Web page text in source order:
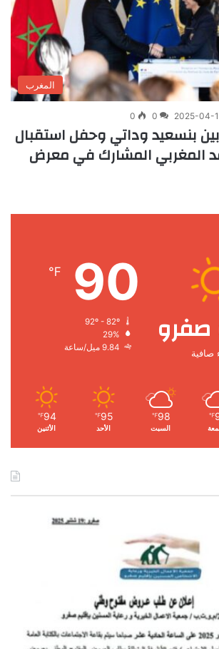
المغرب
2025-04-
0
0
بين بنسعيد وداتي وحفل استقبال
المغربي المشارك في معرض
صفرو
صافية
90
℉
29%
9.84 ميل/ساعة
℉
98
℉
السبت
95
℉
الأحد
94
℉
الأثنين